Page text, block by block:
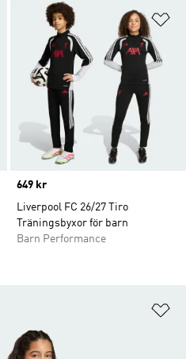
Lägg till på önskelistan
Price
649 kr
Liverpool FC 26/27 Tiro
Träningsbyxor för barn
Barn Performance